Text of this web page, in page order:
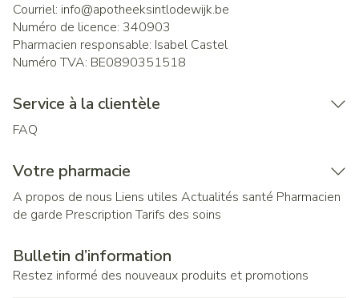
Courriel: info@apotheeksintlodewijk.be
Numéro de licence: 340903
Pharmacien responsable: Isabel Castel
Numéro TVA: BE0890351518
Service à la clientèle
FAQ
Votre pharmacie
A propos de nous Liens utiles Actualités santé Pharmacien
de garde Prescription Tarifs des soins
Bulletin d’information
Restez informé des nouveaux produits et promotions